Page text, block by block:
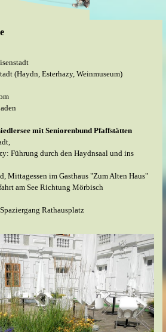
(Haydn, Esterhazy, Weinmuseum)
mit Seniorenbund Pfaffstätten
Führung durch den Haydnsaal und ins
Mittagessen im Gasthaus "Zum Alten Haus"
am See Richtung Mörbisch
Rathausplatz